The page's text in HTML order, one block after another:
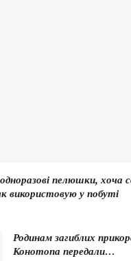
пелюшки, хоча
використовую у побуті
Родинам загиблих
Конотопа передали…